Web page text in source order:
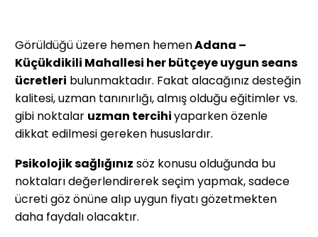
Görüldüğü üzere hemen hemenAdana –
Küçükdikili Mahallesi her bütçeye uygun seans
ücretleri bulunmaktadır. Fakat alacağınız desteğin
kalitesi, uzman tanınırlığı, almış olduğu eğitimler vs.
gibi noktalar uzman tercihiyaparken özenle
dikkat edilmesi gereken hususlardır.
Psikolojik sağlığınız söz konusu olduğunda bu
noktaları değerlendirerek seçim yapmak, sadece
ücreti göz önüne alıp uygun fiyatı gözetmekten
daha faydalı olacaktır.